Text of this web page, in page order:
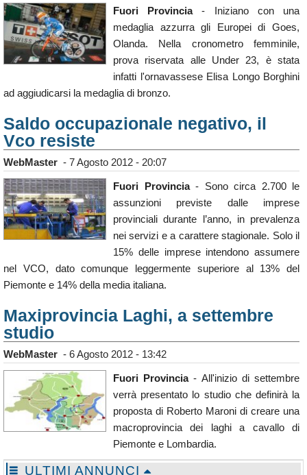
Fuori Provincia- Iniziano con una
medaglia azzurra gli Europei di Goes,
Olanda. Nella cronometro femminile,
prova riservata alle Under 23, è stata
infatti l'ornavassese Elisa Longo Borghini
ad aggiudicarsi la medaglia di bronzo.
Saldo occupazionale negativo, il
Vco resiste
WebMaster - 7 Agosto 2012 - 20:07
Fuori Provincia- Sono circa 2.700 le
assunzioni previste dalle imprese
provinciali durante l’anno, in prevalenza
nei servizi e a carattere stagionale. Solo il
15% delle imprese intendono assumere
nel VCO, dato comunque leggermente superiore al 13% del
Piemonte e 14% della media italiana.
Maxiprovincia Laghi, a settembre
studio
WebMaster - 6 Agosto 2012 - 13:42
Fuori Provincia- All'inizio di settembre
verrà presentato lo studio che definirà la
proposta di Roberto Maroni di creare una
macroprovincia dei laghi a cavallo di
Piemonte e Lombardia.
ULTIMI ANNUNCI